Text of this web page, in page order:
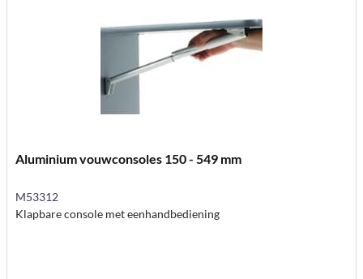
Aluminium vouwconsoles 150 - 549 mm
M53312
Klapbare console met eenhandbediening